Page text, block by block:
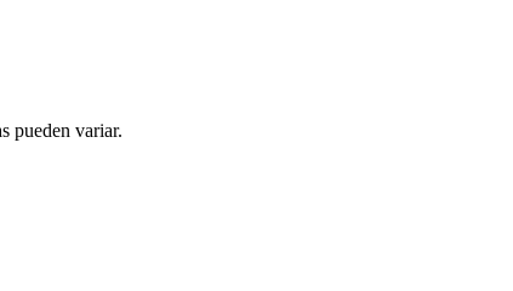
pueden variar.